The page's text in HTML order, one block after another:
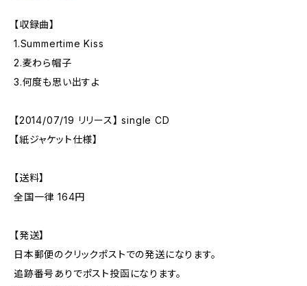
【収録曲】
1.Summertime Kiss
2.麦わら帽子
3.何度も思い出すよ
【2014/07/19 リリース】 single CD
【紙ジャケット仕様】
【送料】
全国一律 164円
【発送】
日本郵便のクリックポストでの発送になります。
追跡番号ありでポスト投函になります。